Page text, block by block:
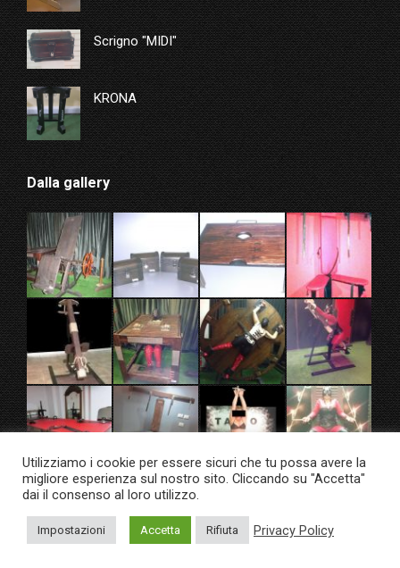
Scrigno "MIDI"
KRONA
Dalla gallery
© Taixo Dungeon Factory 2020. All rights reserved.
Utilizziamo i cookie per essere sicuri che tu possa avere la
migliore esperienza sul nostro sito. Cliccando su "Accetta"
dai il consenso al loro utilizzo.
Impostazioni Accetta Rifiuta Privacy Policy